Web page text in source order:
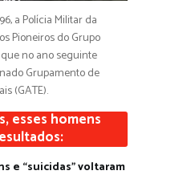
a Polícia Militar da
Pioneiros do Grupo
que no ano seguinte
Grupamento de
(GATE).
esses homens
e “suicidas” voltaram